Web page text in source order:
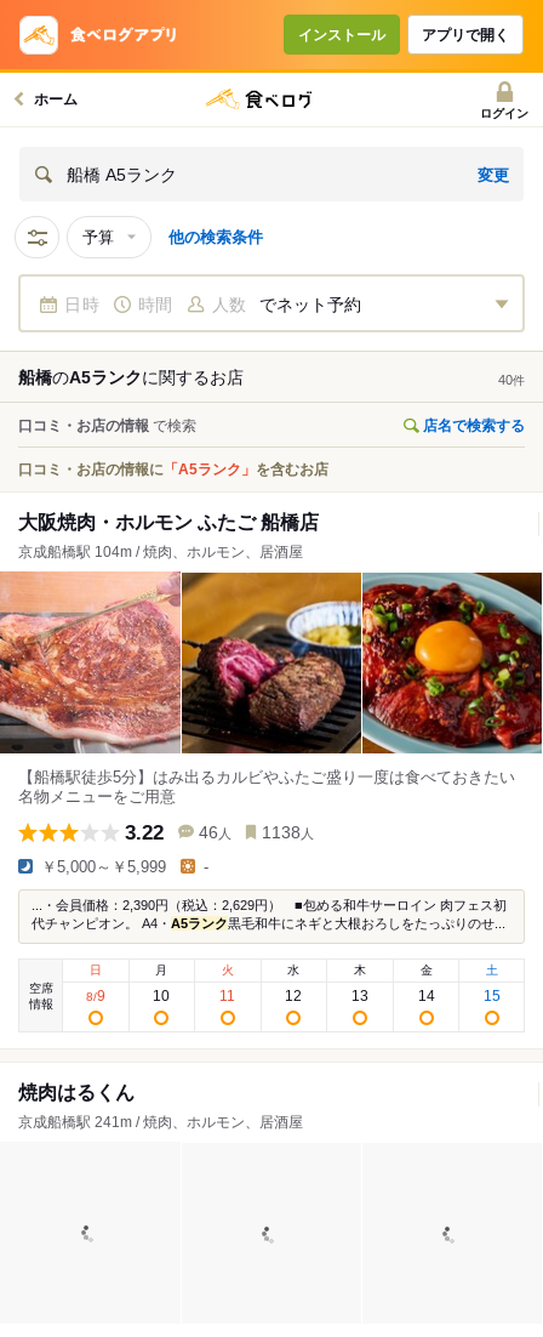
インストール アプリで開く
ホーム
ログイン
船橋 A5ランク 変更
予算 他の検索条件
日時 時間 人数 でネット予約
船橋のA5ランクに関するお店 40件
口コミ・お店の情報 で検索 店名で検索する
口コミ・お店の情報に 「A5ランク」 を含むお店
大阪焼肉・ホルモン ふたご 船橋店
京成船橋駅 104m / 焼肉、ホルモン、居酒屋
【船橋駅徒歩5分】はみ出るカルビやふたご盛り一度は食べておきたい
名物メニューをご用意
3.22 46 人 1138 人
￥5,000～￥5,999 -
...・会員価格：2,390円（税込：2,629円） ■包める和牛サーロイン 肉フェス初
代チャンピオン。 A4・ A5ランク黒毛和牛にネギと大根おろしをたっぷりのせ...
空席
情報
日
8/9
月
10
火
11
水
12
木
13
金
14
土
15
焼肉はるくん
京成船橋駅 241m / 焼肉、ホルモン、居酒屋